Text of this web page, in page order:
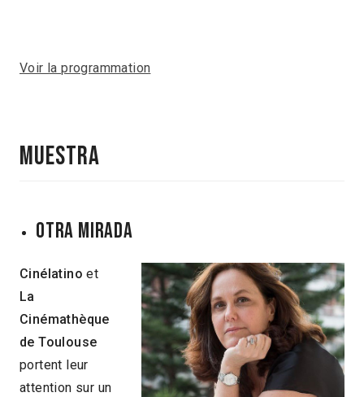
Voir la programmation
Muestra
OTRA MIRADA
Cinélatino et
La
Cinémathèque
de Toulouse
portent leur
attention sur un